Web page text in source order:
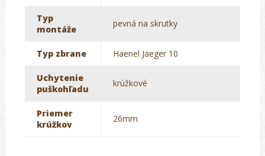
Typ
montáže
pevná na skrutky
Typ zbrane Haenel Jaeger 10
Uchytenie
puškohľadu
krúžkové
Priemer
krúžkov
26mm